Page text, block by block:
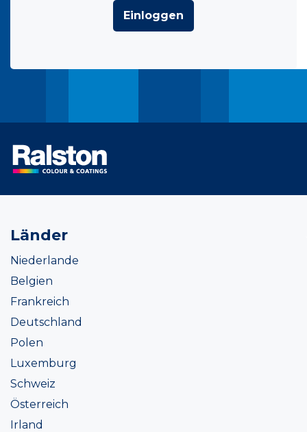
Einloggen
Länder
Niederlande
Belgien
Frankreich
Deutschland
Polen
Luxemburg
Schweiz
Österreich
Irland